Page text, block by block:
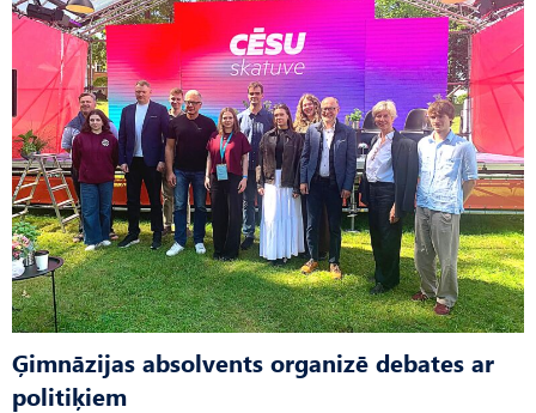
Ģimnāzijas absolvents organizē debates ar
politiķiem